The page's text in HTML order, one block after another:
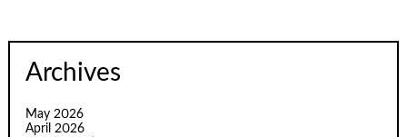
Archives
May 2026
April 2026